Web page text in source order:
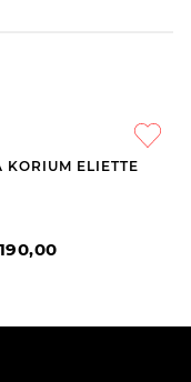
KORIUM ELIETTE
,00